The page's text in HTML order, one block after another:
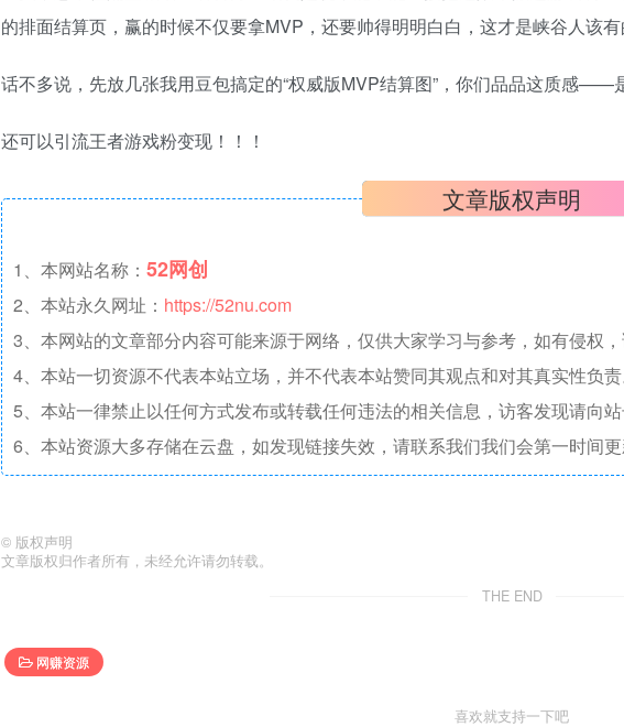
的排面结算页，赢的时候不仅要拿MVP，还要帅得明明白白，这才是峡谷人该有
话不多说，先放几张我用豆包搞定的“权威版MVP结算图”，你们品品这质感——
还可以引流王者游戏粉变现！！！
文章版权声明
1、本网站名称： 52网创
2、本站永久网址： https://52nu.com
3、本网站的文章部分内容可能来源于网络，仅供大家学习与参考，如有侵权
4、本站一切资源不代表本站立场，并不代表本站赞同其观点和对其真实性负责
5、本站一律禁止以任何方式发布或转载任何违法的相关信息，访客发现请向
6、本站资源大多存储在云盘，如发现链接失效，请联系我们我们会第一时间更
© 版权声明
文章版权归作者所有，未经允许请勿转载。
THE END
网赚资源
喜欢就支持一下吧